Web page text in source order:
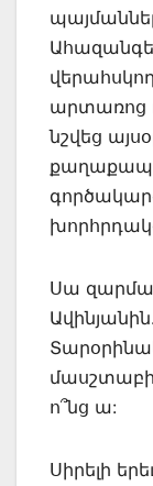
արտառոց
նշվեց
Սա
ո՞նց ա:
Սիրելի